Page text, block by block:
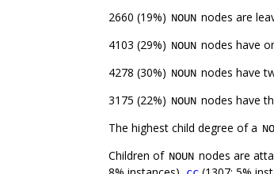
2660 (19%) NOUN nodes are
4103 (29%) NOUN nodes have
4278 (30%) NOUN nodes have
3175 (22%) NOUN nodes have
The highest child degree of a
Children of NOUN nodes are